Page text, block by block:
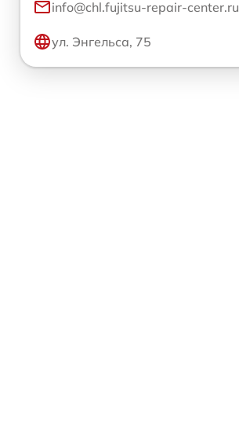
info@chl.fujitsu-repair-center.ru
ул. Энгельса, 75